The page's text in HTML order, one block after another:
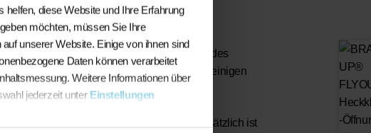
diese Website und Ihre Erfahrung
möchten, müssen Sie Ihre
unserer Website. Einige von ihnen sind
Daten können verarbeitet
Weitere Informationen über
jederzeit unter Einstellungen
verarbeitet so, dass der Bodenbereich des
gleichzeitig geschützt sind und sich leicht reinigen
der California Modelle; zusätzlich ist